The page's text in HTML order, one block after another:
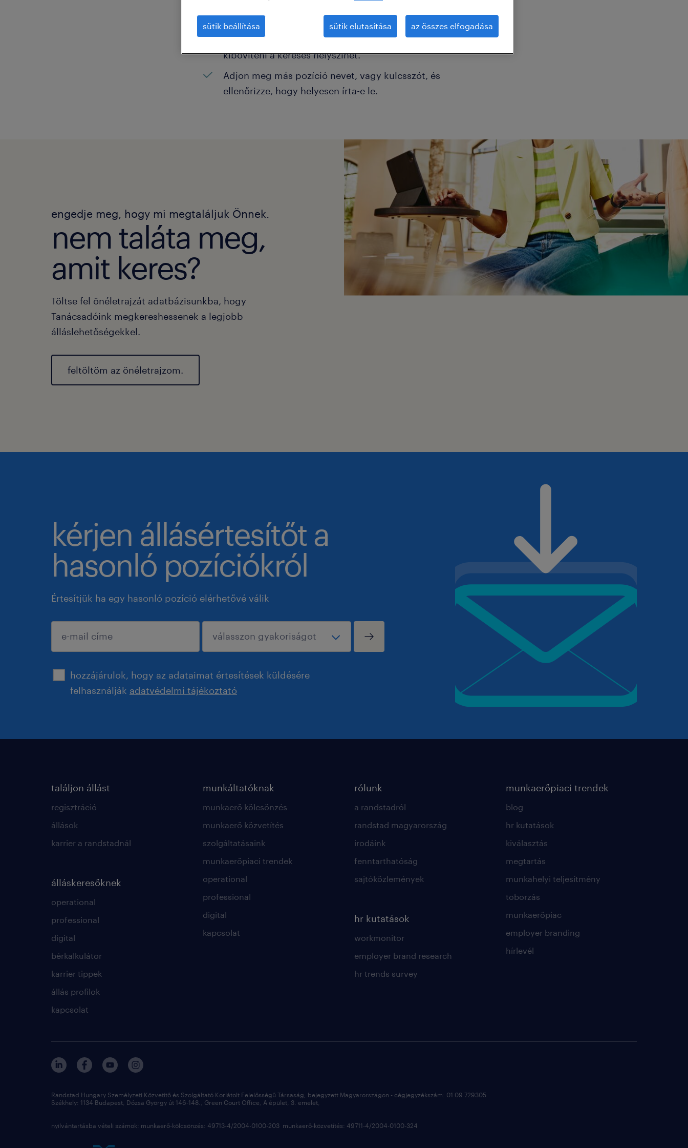
Néhány szűrőt el kell távolítani.
Konkrét helyszínen keresett pozíciókat? Próbálja meg
kibővíteni a keresés helyszínét.
Adjon meg más pozíció nevet, vagy kulcsszót, és
ellenőrizze, hogy helyesen írta-e le.
engedje meg, hogy mi megtaláljuk Önnek.
nem taláta meg,
amit keres?
Töltse fel önéletrajzát adatbázisunkba, hogy
Tanácsadóink megkereshessenek a legjobb
álláslehetőségekkel.
feltöltöm az önéletrajzom.
kérjen állásértesítőt a
hasonló pozíciókról
Értesítjük ha egy hasonló pozíció elérhetővé válik
hozzájárulok, hogy az adataimat értesítések küldésére
felhasználják adatvédelmi tájékoztató
jóváhagyás
találjon állást
regisztráció
állások
karrier a randstadnál
álláskeresőknek
operational
professional
digital
bérkalkulátor
karrier tippek
állás profilok
kapcsolat
munkáltatóknak
munkaerő kölcsönzés
munkaerő közvetítés
szolgáltatásaink
munkaerőpiaci trendek
operational
professional
digital
kapcsolat
rólunk
a randstadról
randstad magyarország
irodáink
fenntarthatóság
sajtóközlemények
hr kutatások
workmonitor
employer brand research
hr trends survey
munkaerőpiaci trendek
blog
hr kutatások
kiválasztás
megtartás
munkahelyi teljesítmény
toborzás
munkaerőpiac
employer branding
hírlevél
Randstad Hungary Személyzeti Közvetítő és Szolgáltató Korlátolt Felelősségű Társaság, bejegyzett Magyarországon - cégjegyzékszám: 01 09 729305
Székhely: 1134 Budapest, Dózsa György út 146-148., Green Court Office, A épület, 3. emelet,
nyilvántartásba vételi számok: munkaerő-kölcsönzés: 49713-4/2004-0100-203 munkaerő-közvetítés: 49711-4/2004-0100-324
sütik beállítása sütik elutasítása az összes elfogadása